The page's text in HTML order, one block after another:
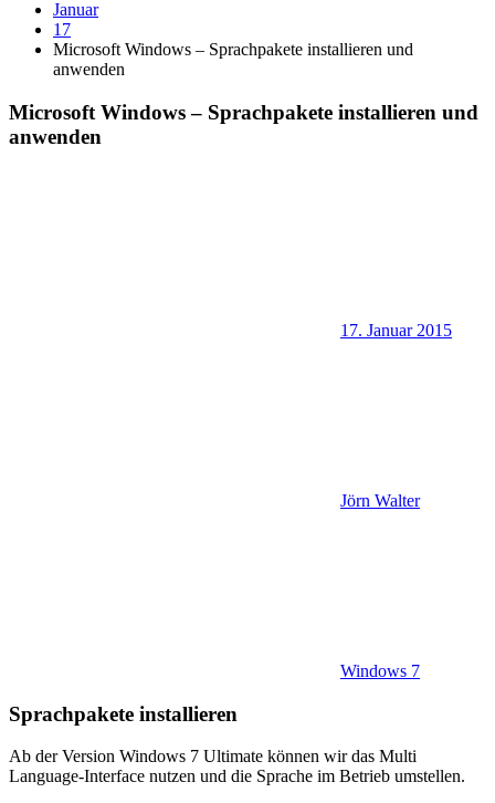
Januar
17
Microsoft Windows – Sprachpakete installieren und
anwenden
Microsoft Windows – Sprachpakete installieren und
anwenden
17. Januar 2015
Jörn Walter
Windows 7
Sprachpakete installieren
Ab der Version Windows 7 Ultimate können wir das Multi
Language-Interface nutzen und die Sprache im Betrieb umstellen.